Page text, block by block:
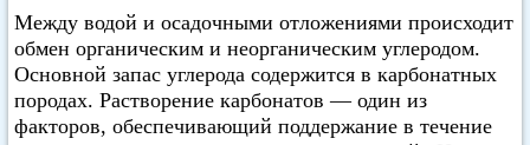
Между водой и осадочными отложениями происходит
обмен органическим и неорганическим углеродом.
Основной запас углерода содержится в карбонатных
породах. Растворение карбонатов — один из
факторов, обеспечивающий поддержание в течение